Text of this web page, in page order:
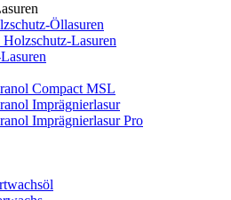
Öllasuren
Holzschutz-Lasuren
Compact MSL
Imprägnierlasur
Imprägnierlasur Pro